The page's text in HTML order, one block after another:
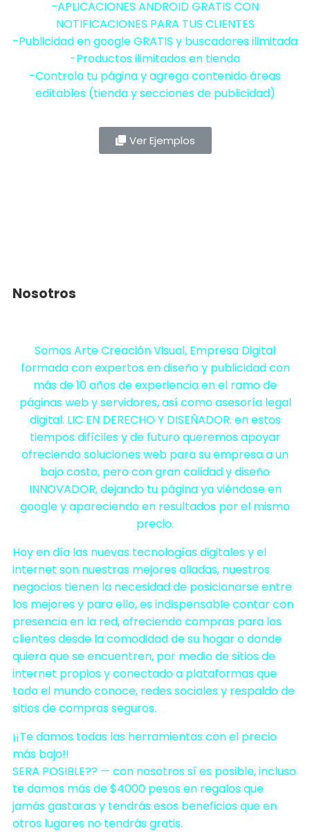
-APLICACIONES ANDROID GRATIS CON
NOTIFICACIONES PARA TUS CLIENTES
-Publicidad en google GRATIS y buscadores ilimitada
-Productos ilimitados en tienda
-Controla tu página y agrega contenido áreas
editables (tienda y secciones de publicidad)
Ver Ejemplos
Nosotros
Somos Arte Creación Visual, Empresa Digital
formada con expertos en diseño y publicidad con
más de 10 años de experiencia en el ramo de
páginas web y servidores, así como asesoría legal
digital. LIC EN DERECHO Y DISEÑADOR. en estos
tiempos difíciles y de futuro queremos apoyar
ofreciendo soluciones web para su empresa a un
bajo costo, pero con gran calidad y diseño
INNOVADOR, dejando tu página ya viéndose en
google y apareciendo en resultados por el mismo
precio.
Hoy en día las nuevas tecnologías digitales y el
internet son nuestras mejores aliadas, nuestros
negocios tienen la necesidad de posicionarse entre
los mejores y para ello, es indispensable contar con
presencia en la red, ofreciendo compras para los
clientes desde la comodidad de su hogar o donde
quiera que se encuentren, por medio de sitios de
internet propios y conectado a plataformas que
todo el mundo conoce, redes sociales y respaldo de
sitios de compras seguros.
¡¡Te damos todas las herramientas con el precio
más bajo!!
SERA POSIBLE?? — con nosotros sí es posible, incluso
te damos más de $4000 pesos en regalos que
jamás gastaras y tendrás esos beneficios que en
otros lugares no tendrás gratis.